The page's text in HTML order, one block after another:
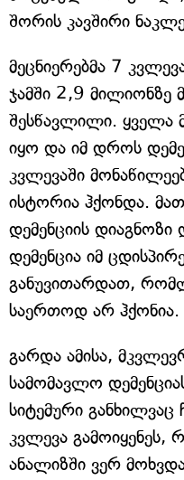
შორის კავშირი
მეცნიერებმა 7
ჯამში 2,9 მილიონზე
შესწავლილი. ყველა
იყო და იმ დროს
კვლევაში
ისტორია ჰქონდა.
დემენციის დიაგნოზი
დემენცია იმ
განუვითარდათ,
საერთოდ არ ჰქონია.
გარდა ამისა,
სამომავლო
სიტემური განხილვაც
კვლევა
ანალიზში ვერ